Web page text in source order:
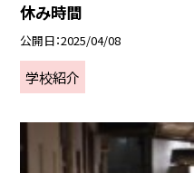
休み時間
公開日 2025/04/08
学校紹介